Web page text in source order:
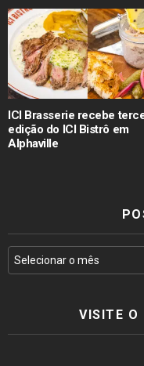
ICI Brasserie recebe
edição do ICI Bistrô em
Alphaville
VISITE O